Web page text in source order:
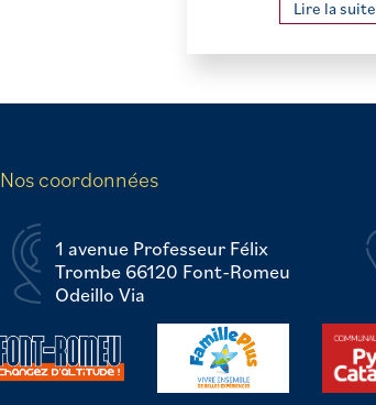
Lire la suite
Nos coordonnées
1 avenue Professeur Félix
Trombe 66120 Font-Romeu
Odeillo Via